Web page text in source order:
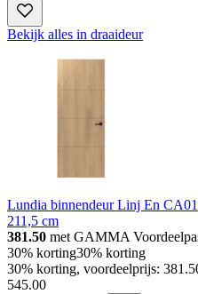
Bekijk alles in draaideur
Lundia binnendeur Linj En
211,5 cm
381.50 met GAMMA
30% korting30% korting
30% korting, voordeelprijs:
545.00